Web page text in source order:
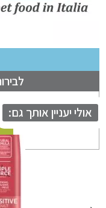
ניתן לבחור
יעניין אותך גם: